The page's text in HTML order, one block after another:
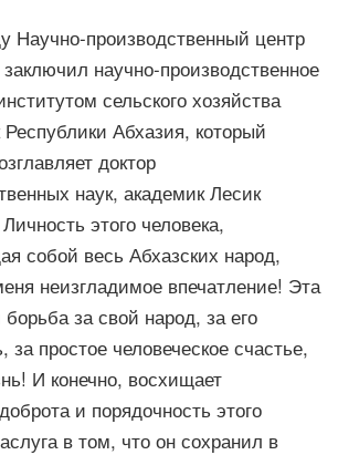
Научно-производственный центр
научно-производственное
сельского хозяйства
Абхазия, который
доктор
наук, академик Лесик
этого человека,
собой весь Абхазских народ,
неизгладимое впечатление! Эта
за свой народ, за его
за простое человеческое счастье,
И конечно, восхищает
и порядочность этого
в том, что он сохранил в